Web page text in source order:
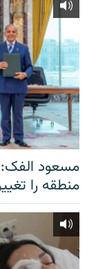
مسعود الفک:
منطقه را